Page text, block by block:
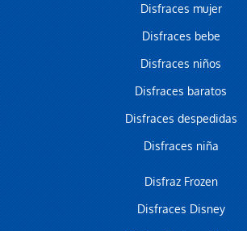
Disfraces mujer
Disfraces bebe
Disfraces niños
Disfraces baratos
Disfraces despedidas
Disfraces niña
Disfraz Frozen
Disfraces Disney